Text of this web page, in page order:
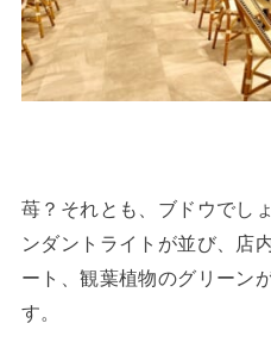
苺？それとも、ブドウでし
ンダントライトが並び、店
ート、観葉植物のグリーン
す。